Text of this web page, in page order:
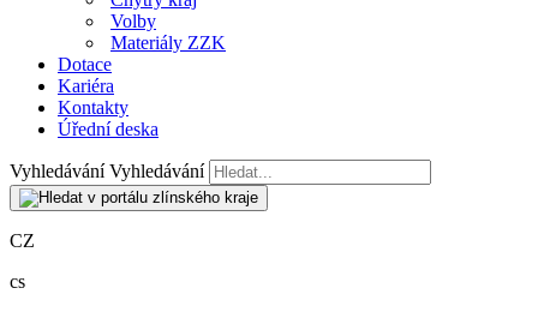
Volby
Materiály ZZK
Dotace
Kariéra
Kontakty
Úřední deska
Vyhledávání Vyhledávání
CZ
cs